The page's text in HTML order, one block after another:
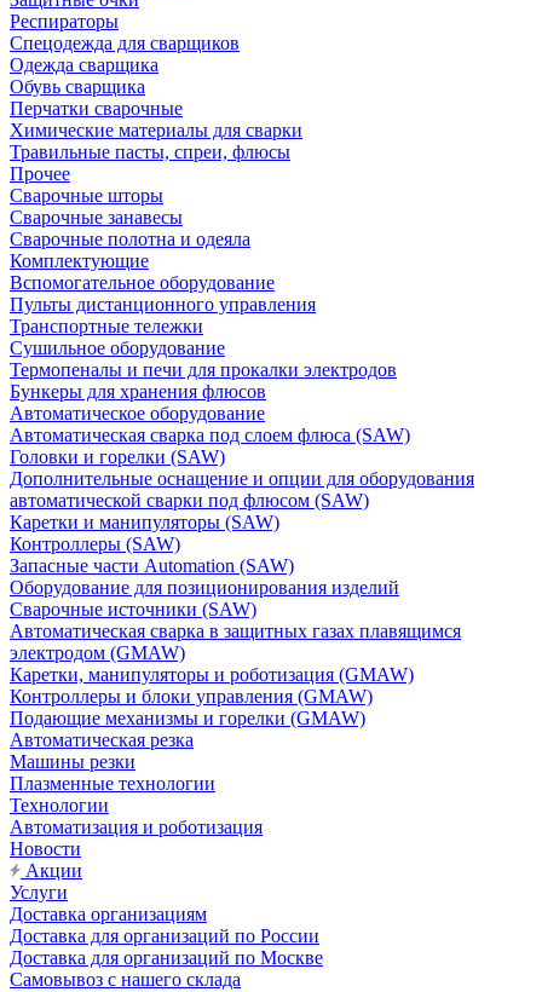
Респираторы
Спецодежда для сварщиков
Одежда сварщика
Обувь сварщика
Перчатки сварочные
Химические материалы для сварки
Травильные пасты, спреи, флюсы
Прочее
Сварочные шторы
Сварочные занавесы
Сварочные полотна и одеяла
Комплектующие
Вспомогательное оборудование
Пульты дистанционного управления
Транспортные тележки
Сушильное оборудование
Термопеналы и печи для прокалки электродов
Бункеры для хранения флюсов
Автоматическое оборудование
Автоматическая сварка под слоем флюса (SAW)
Головки и горелки (SAW)
Дополнительные оснащение и опции для оборудования
автоматической сварки под флюсом (SAW)
Каретки и манипуляторы (SAW)
Контроллеры (SAW)
Запасные части Automation (SAW)
Оборудование для позиционирования изделий
Сварочные источники (SAW)
Автоматическая сварка в защитных газах плавящимся
электродом (GMAW)
Каретки, манипуляторы и роботизация (GMAW)
Контроллеры и блоки управления (GMAW)
Подающие механизмы и горелки (GMAW)
Автоматическая резка
Машины резки
Плазменные технологии
Технологии
Автоматизация и роботизация
Новости
Акции
Услуги
Доставка организациям
Доставка для организаций по России
Доставка для организаций по Москве
Самовывоз с нашего склада